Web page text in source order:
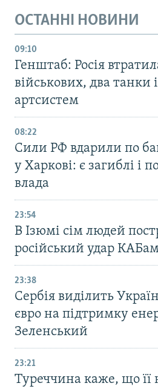
ОСТАННІ НОВИНИ
09:10
Генштаб: Росія
військових, два танки
артсистем
08:22
Сили РФ вдарили по
у Харкові: є загиблі і
влада
23:54
В Ізюмі сім людей
російський удар
23:38
Сербія виділить
євро на підтримку
Зеленський
23:21
Туреччина каже, що її